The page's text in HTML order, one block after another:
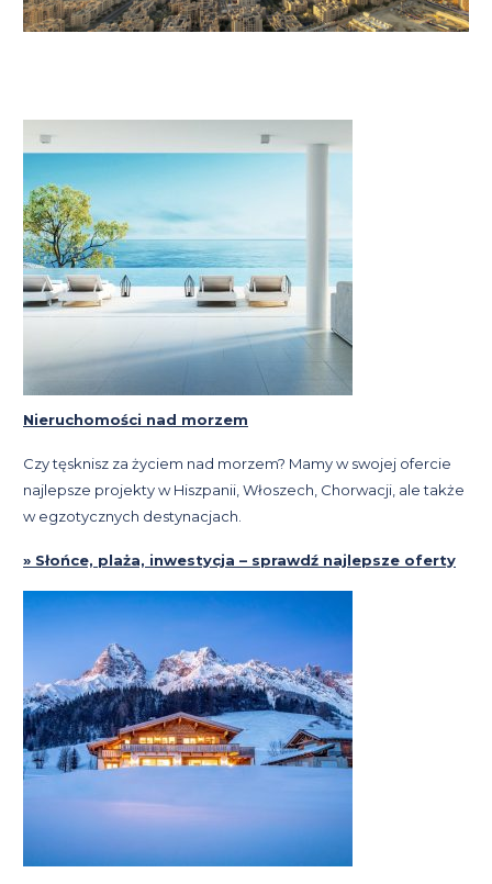
Nieruchomości nad morzem
Czy tęsknisz za życiem nad morzem? Mamy w swojej ofercie
najlepsze projekty w Hiszpanii, Włoszech, Chorwacji, ale także
w egzotycznych destynacjach.
» Słońce, plaża, inwestycja – sprawdź najlepsze oferty